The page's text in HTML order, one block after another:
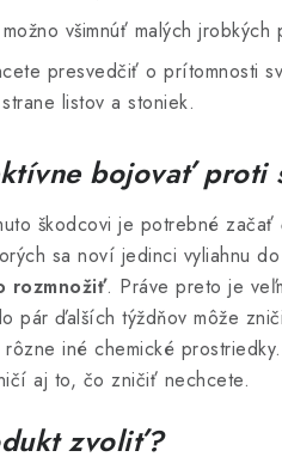
všimnúť malých
presvedčiť o prítomnosti
listov a stoniek.
bojovať proti
škodcovi je potrebné
sa noví jedinci vyliahnu
rozmnožiť. Práve preto je
pár ďalších týždňov môže
rôzne iné chemické
aj to, čo zničiť nechcete.
zvoliť?